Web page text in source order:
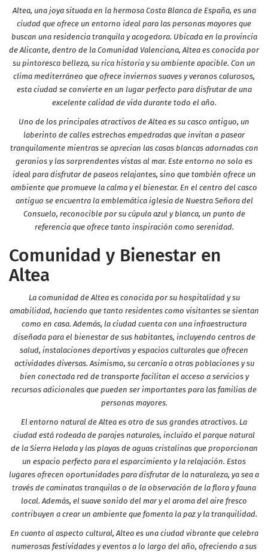
Altea, una joya situada en la hermosa Costa Blanca de España, es una
ciudad que ofrece un entorno ideal para las personas mayores que
buscan una residencia tranquila y acogedora. Ubicada en la provincia
de Alicante, dentro de la Comunidad Valenciana, Altea es conocida por
su pintoresca belleza, su rica historia y su ambiente apacible. Con un
clima mediterráneo que ofrece inviernos suaves y veranos calurosos,
esta ciudad se convierte en un lugar perfecto para disfrutar de una
excelente calidad de vida durante todo el año.
Uno de los principales atractivos de Altea es su casco antiguo, un
laberinto de calles estrechas empedradas que invitan a pasear
tranquilamente mientras se aprecian las casas blancas adornadas con
geranios y las sorprendentes vistas al mar. Este entorno no solo es
ideal para disfrutar de paseos relajantes, sino que también ofrece un
ambiente que promueve la calma y el bienestar. En el centro del casco
antiguo se encuentra la emblemática iglesia de Nuestra Señora del
Consuelo, reconocible por su cúpula azul y blanca, un punto de
referencia que ofrece tanto inspiración como serenidad.
Comunidad y Bienestar en
Altea
La comunidad de Altea es conocida por su hospitalidad y su
amabilidad, haciendo que tanto residentes como visitantes se sientan
como en casa. Además, la ciudad cuenta con una infraestructura
diseñada para el bienestar de sus habitantes, incluyendo centros de
salud, instalaciones deportivas y espacios culturales que ofrecen
actividades diversas. Asimismo, su cercanía a otras poblaciones y su
bien conectada red de transporte facilitan el acceso a servicios y
recursos adicionales que pueden ser importantes para las familias de
personas mayores.
El entorno natural de Altea es otro de sus grandes atractivos. La
ciudad está rodeada de parajes naturales, incluido el parque natural
de la Sierra Helada y las playas de aguas cristalinas que proporcionan
un espacio perfecto para el esparcimiento y la relajación. Estos
lugares ofrecen oportunidades para disfrutar de la naturaleza, ya sea a
través de caminatas tranquilas o de la observación de la flora y fauna
local. Además, el suave sonido del mar y el aroma del aire fresco
contribuyen a crear un ambiente que fomenta la paz y la tranquilidad.
En cuanto al aspecto cultural, Altea es una ciudad vibrante que celebra
numerosas festividades y eventos a lo largo del año, ofreciendo a sus